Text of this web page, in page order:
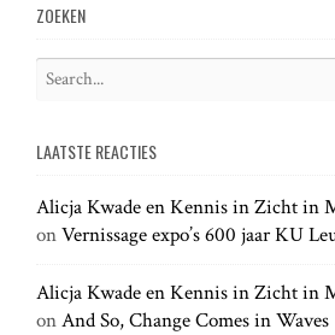
ZOEKEN
r
h
f
r
:
LAATSTE REACTIES
Alicja Kwade en Kennis in Zicht in
onVernissage expo’s 600 jaar KU
Alicja Kwade en Kennis in Zicht in
onAnd So, Change Comes in Waves